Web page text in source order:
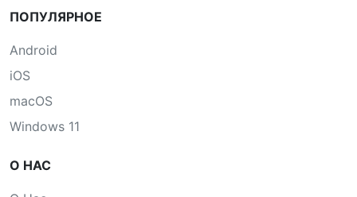
ПОПУЛЯРНОЕ
Android
iOS
macOS
Windows 11
О НАС